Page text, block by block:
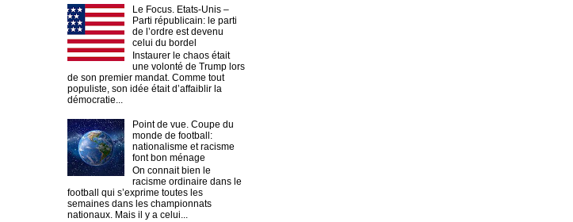
Le Focus. Etats-Unis –
Parti républicain: le parti
de l’ordre est devenu
celui du bordel
Instaurer le chaos était
une volonté de Trump lors
de son premier mandat. Comme tout
populiste, son idée était d’affaiblir la
démocratie...
Point de vue. Coupe du
monde de football:
nationalisme et racisme
font bon ménage
On connait bien le
racisme ordinaire dans le
football qui s’exprime toutes les
semaines dans les championnats
nationaux. Mais il y a celui...